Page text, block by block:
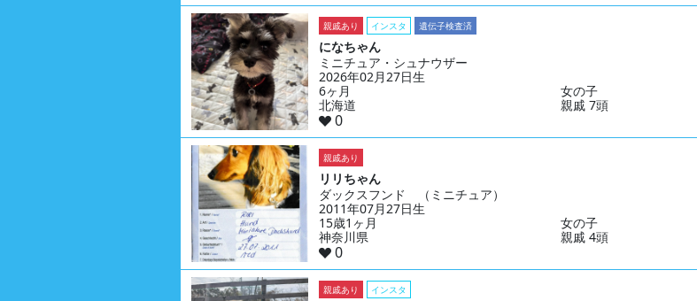
親戚あり インスタ 遺伝子検査済
になちゃん
ミニチュア・シュナウザー
2026年02月27日生
6ヶ月
女の子
北海道
親戚 7頭
0
親戚あり
リリちゃん
ダックスフンド （ミニチュア）
2011年07月27日生
15歳1ヶ月
女の子
神奈川県
親戚 4頭
0
親戚あり インスタ